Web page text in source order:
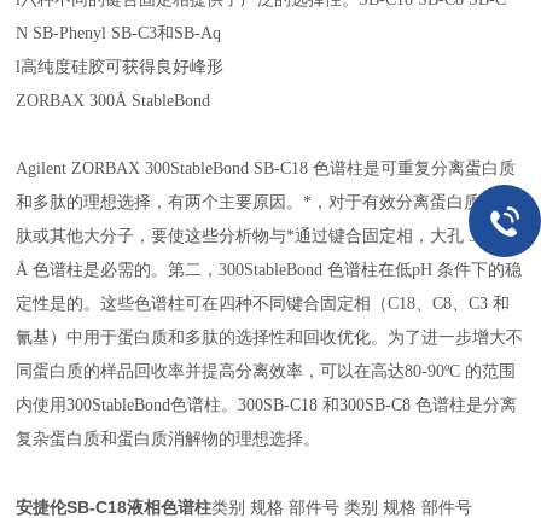
N SB-Phenyl SB-C3和SB-Aq
l高纯度硅胶可获得良好峰形
ZORBAX 300Å StableBond
Agilent ZORBAX 300StableBond SB-C18 色谱柱是可重复分离蛋白质
和多肽的理想选择，有两个主要原因。*，对于有效分离蛋白质和多
肽或其他大分子，要使这些分析物与*通过键合固定相，大孔 300
Å 色谱柱是必需的。第二，300StableBond 色谱柱在低pH 条件下的稳
定性是的。这些色谱柱可在四种不同键合固定相（C18、C8、C3 和
氰基）中用于蛋白质和多肽的选择性和回收优化。为了进一步增大不
同蛋白质的样品回收率并提高分离效率，可以在高达80-90ºC 的范围
内使用300StableBond色谱柱。300SB-C18 和300SB-C8 色谱柱是分离
复杂蛋白质和蛋白质消解物的理想选择。
安捷伦SB-C18液相色谱柱类别 规格 部件号 类别 规格 部件号